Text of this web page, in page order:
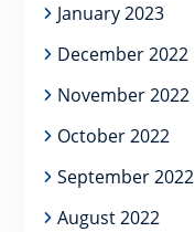
January 2023
December 2022
November 2022
October 2022
September 2022
August 2022